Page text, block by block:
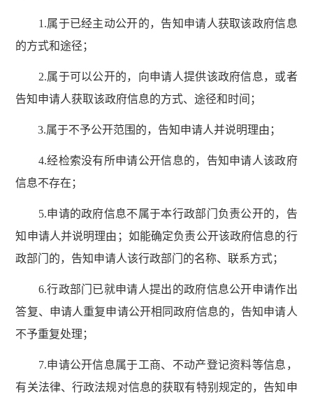
1.属于已经主动公开的，告知申请人获取该政府信息
的方式和途径；
2.属于可以公开的，向申请人提供该政府信息，或者
告知申请人获取该政府信息的方式、途径和时间；
3.属于不予公开范围的，告知申请人并说明理由；
4.经检索没有所申请公开信息的，告知申请人该政府
信息不存在；
5.申请的政府信息不属于本行政部门负责公开的，告
知申请人并说明理由；如能确定负责公开该政府信息的行
政部门的，告知申请人该行政部门的名称、联系方式；
6.行政部门已就申请人提出的政府信息公开申请作出
答复、申请人重复申请公开相同政府信息的，告知申请人
不予重复处理；
7.申请公开信息属于工商、不动产登记资料等信息，
有关法律、行政法规对信息的获取有特别规定的，告知申